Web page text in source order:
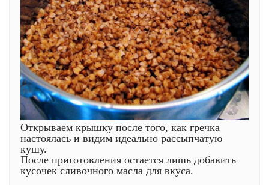
Открываем крышку после того, как гречка
настоялась и видим идеально рассыпчатую
кушу.
После приготовления остается лишь добавить
кусочек сливочного масла для вкуса.